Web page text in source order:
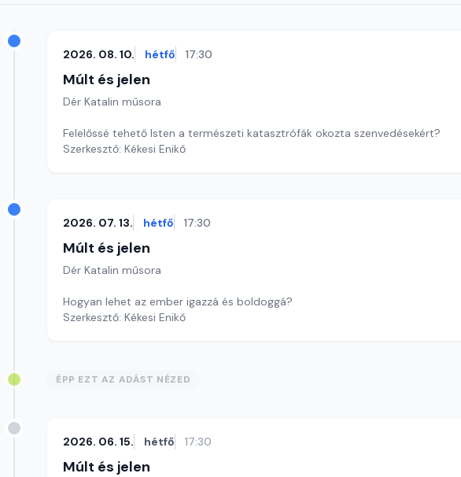
2026. 08. 10. hétfő 17:30
Múlt és jelen
Dér Katalin műsora
Felelőssé tehető Isten a természeti katasztrófák okozta szenvedésekért?
Szerkesztő: Kékesi Enikő
2026. 07. 13. hétfő 17:30
Múlt és jelen
Dér Katalin műsora
Hogyan lehet az ember igazzá és boldoggá?
Szerkesztő: Kékesi Enikő
ÉPP EZT AZ ADÁST NÉZED
2026. 06. 15. hétfő 17:30
Múlt és jelen